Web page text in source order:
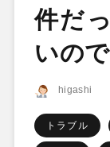
件だ
いの
higashi
トラブル